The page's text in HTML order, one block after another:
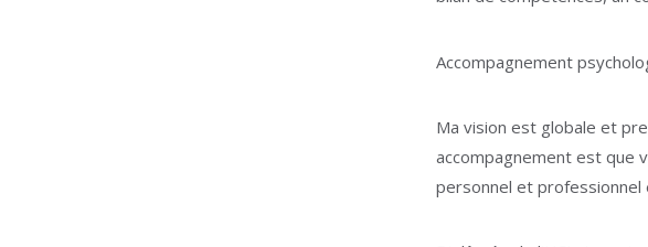
Accompagnement
Ma vision est globale et
accompagnement est que
personnel et professionnel